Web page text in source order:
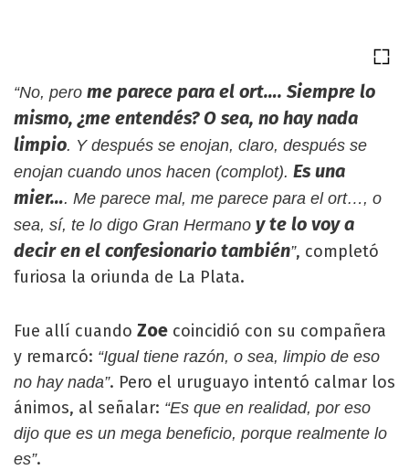
“No, pero me parece para el ort…. Siempre lo
mismo, ¿me entendés? O sea, no hay nada
limpio. Y después se enojan, claro, después se
enojan cuando unos hacen (complot). Es una
mier…. Me parece mal, me parece para el ort…, o
sea, sí, te lo digo Gran Hermano y te lo voy a
decir en el confesionario también”, completó
furiosa la oriunda de La Plata.
Fue allí cuando Zoe coincidió con su compañera
y remarcó: “Igual tiene razón, o sea, limpio de eso
no hay nada”. Pero el uruguayo intentó calmar los
ánimos, al señalar: “Es que en realidad, por eso
dijo que es un mega beneficio, porque realmente lo
es”.